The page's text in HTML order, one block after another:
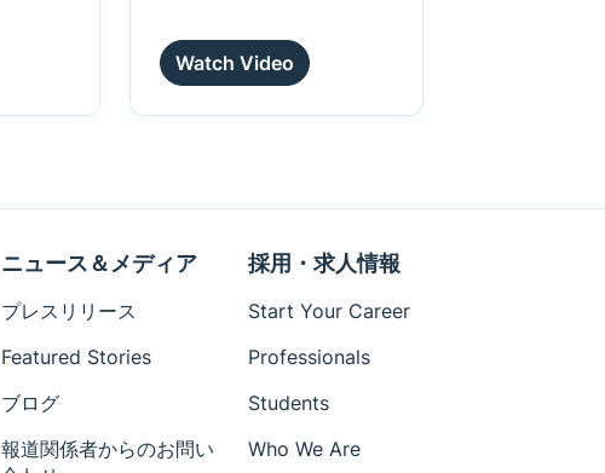
Watch Video
ニュース＆メディア
プレスリリース
Featured Stories
ブログ
報道関係者からのお問い
採用・求人情報
Start Your Career
Professionals
Students
Who We Are